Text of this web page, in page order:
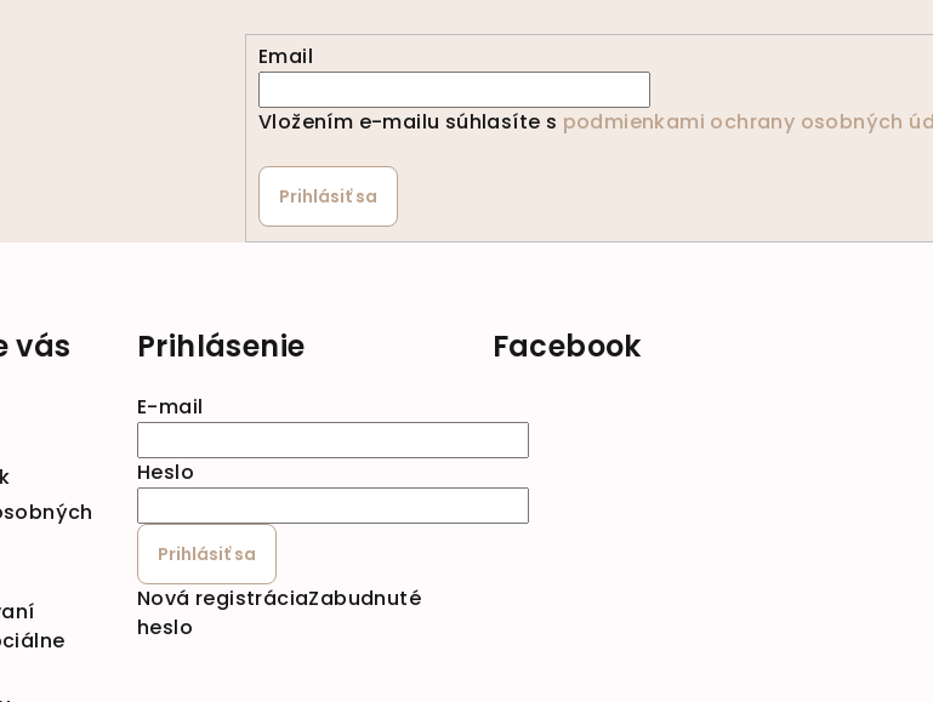
Email
Vložením e-mailu súhlasíte s podmienkami ochrany osobných
Prihlásiť sa
vás Prihlásenie
E-mail
Heslo
Prihlásiť sa
Nová registráciaZabudnuté
heslo
Facebook